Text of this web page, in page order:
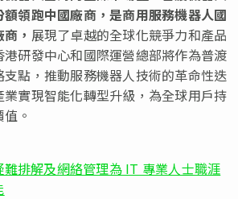
領跑中國廠商，是商用服務機器人國
， 展現了卓越的全球化競爭力和產品
研發中心和國際運營總部將作為普渡
點，推動服務機器人技術的革命性迭
實現智能化轉型升級，為全球用戶持
。
排解及網絡管理為 IT 專業人士職涯